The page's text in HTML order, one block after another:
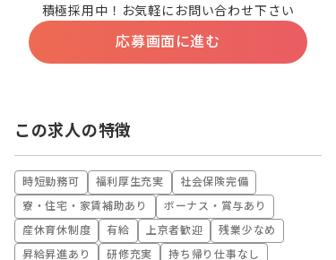
積極採用中！お気軽にお問い合わせ下さい
応募画面に進む
この求人の特徴
時短勤務可 福利厚生充実
社会保険完備
寮・住宅・家賃補助あり
ボーナス・賞与あり
産休育休制度
有給 上京者歓迎
残業少なめ
昇給昇進あり
研修充実 持ち帰り仕事なし